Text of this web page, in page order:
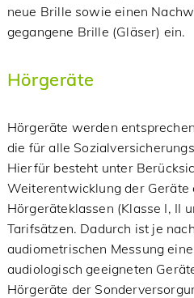
neue Brille sowie einen
gegangene Brille (Gläser) ein.
Hörgeräte
Hörgeräte werden
die für alle
Hierfür besteht unter
Weiterentwicklung der Geräte
Hörgeräteklassen (Klasse I, II
Tarifsätzen. Dadurch ist je
audiometrischen Messung
audiologisch geeigneten
Hörgeräte der